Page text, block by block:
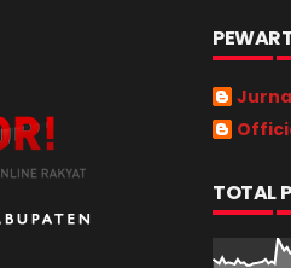
TOTAL